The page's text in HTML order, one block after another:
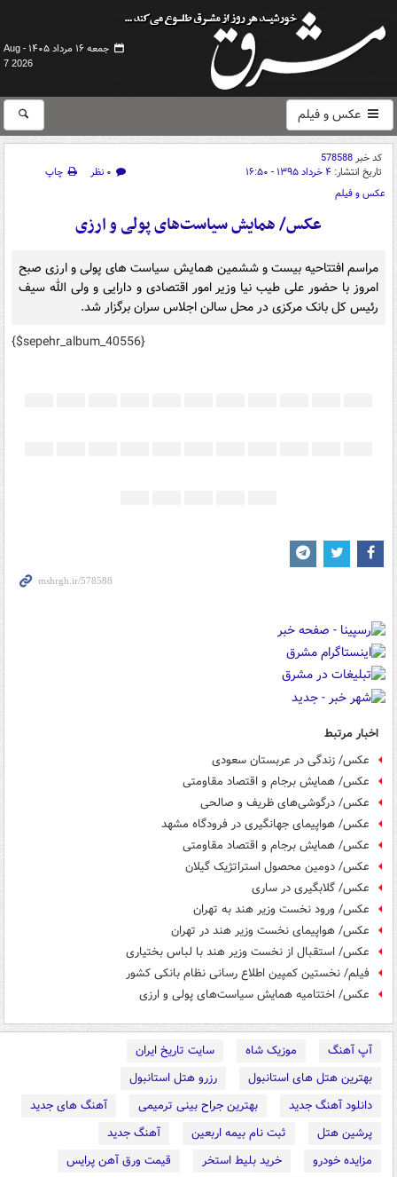
جمعه ۱۶ مرداد ۱۴۰۵ -
Aug
7 2026
عکس و فیلم
کد خبر578588
تاریخ انتشار: ۴ خرداد ۱۳۹۵ - ۱۶:۵۰ ۰ نظر
چاپ
عکس و فیلم
عکس/ همایش سیاست‌های پولی و ارزی
مراسم افتتاحیه بیست و ششمین همایش سیاست های پولی و ارزی صبح
امروز با حضور علی طیب نیا وزیر امور اقتصادی و دارایی و ولی الله سیف
رئیس کل بانک مرکزی در محل سالن اجلاس سران برگزار شد.
{$sepehr_album_40556}
اخبار مرتبط
عکس/ زندگی در عربستان سعودی
عکس/ همایش برجام و اقتصاد مقاومتی
عکس/ درگوشی‌های ظریف و صالحی
عکس/ هواپیمای جهانگیری در فرودگاه مشهد
عکس/ همایش برجام و اقتصاد مقاومتی
عکس/ دومین محصول استراتژیک گیلان
عکس/ گلابگیری در ساری
عکس/ ورود نخست وزیر هند به تهران
عکس/ هواپیمای نخست وزیر هند در تهران
عکس/ استقبال از نخست وزیر هند با لباس بختیاری
فیلم/ نخستین کمپین اطلاع رسانی نظام بانکی کشور
عکس/ اختتامیه همایش سیاست‌های پولی و ارزی
آپ آهنگ موزیک شاه
سایت تاریخ ایران
بهترین هتل های استانبول
رزرو هتل استانبول
دانلود آهنگ جدید
بهترین جراح بینی ترمیمی
آهنگ های جدید
پرشین هتل
ثبت نام بیمه اربعین
آهنگ جدید
مزایده خودرو
خرید بلیط استخر
قیمت ورق آهن پرایس